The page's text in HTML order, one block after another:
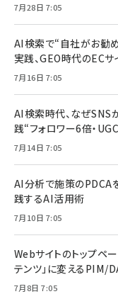
7月28日 7:05
AI検索で“自社がお勧
実践、GEO時代のECサ
7月16日 7:05
AI検索時代、なぜSNS
践“フォロワー6倍・
7月14日 7:05
AI分析で施策のPDCA
践するAI活用術
7月10日 7:05
Webサイトのトップペ
テンツ」に変えるPIM/
7月8日 7:05